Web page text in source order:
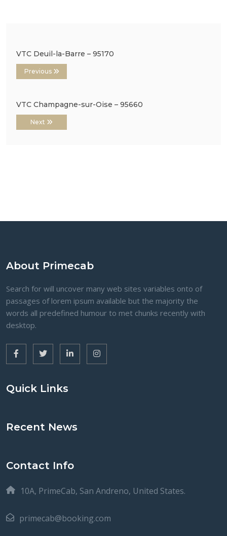
VTC Deuil-la-Barre – 95170
Previous
VTC Champagne-sur-Oise – 95660
Next
About Primecab
Search for will uncover many web sites variables onto of
passages of lorem ipsum available but the majority the
words all predefined humour to met chunks recently with
desktop.
Quick Links
Recent News
Contact Info
10A, PrimeCab, San Andreno, United States.
primecab@booking.com